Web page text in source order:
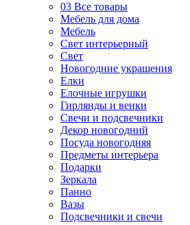
03 Все товары
Мебель для дома
Мебель
Свет интерьерный
Свет
Новогодние украшения
Елки
Елочные игрушки
Гирлянды и венки
Свечи и подсвечники
Декор новогодний
Посуда новогодняя
Предметы интерьера
Подарки
Зеркала
Панно
Вазы
Подсвечники и свечи